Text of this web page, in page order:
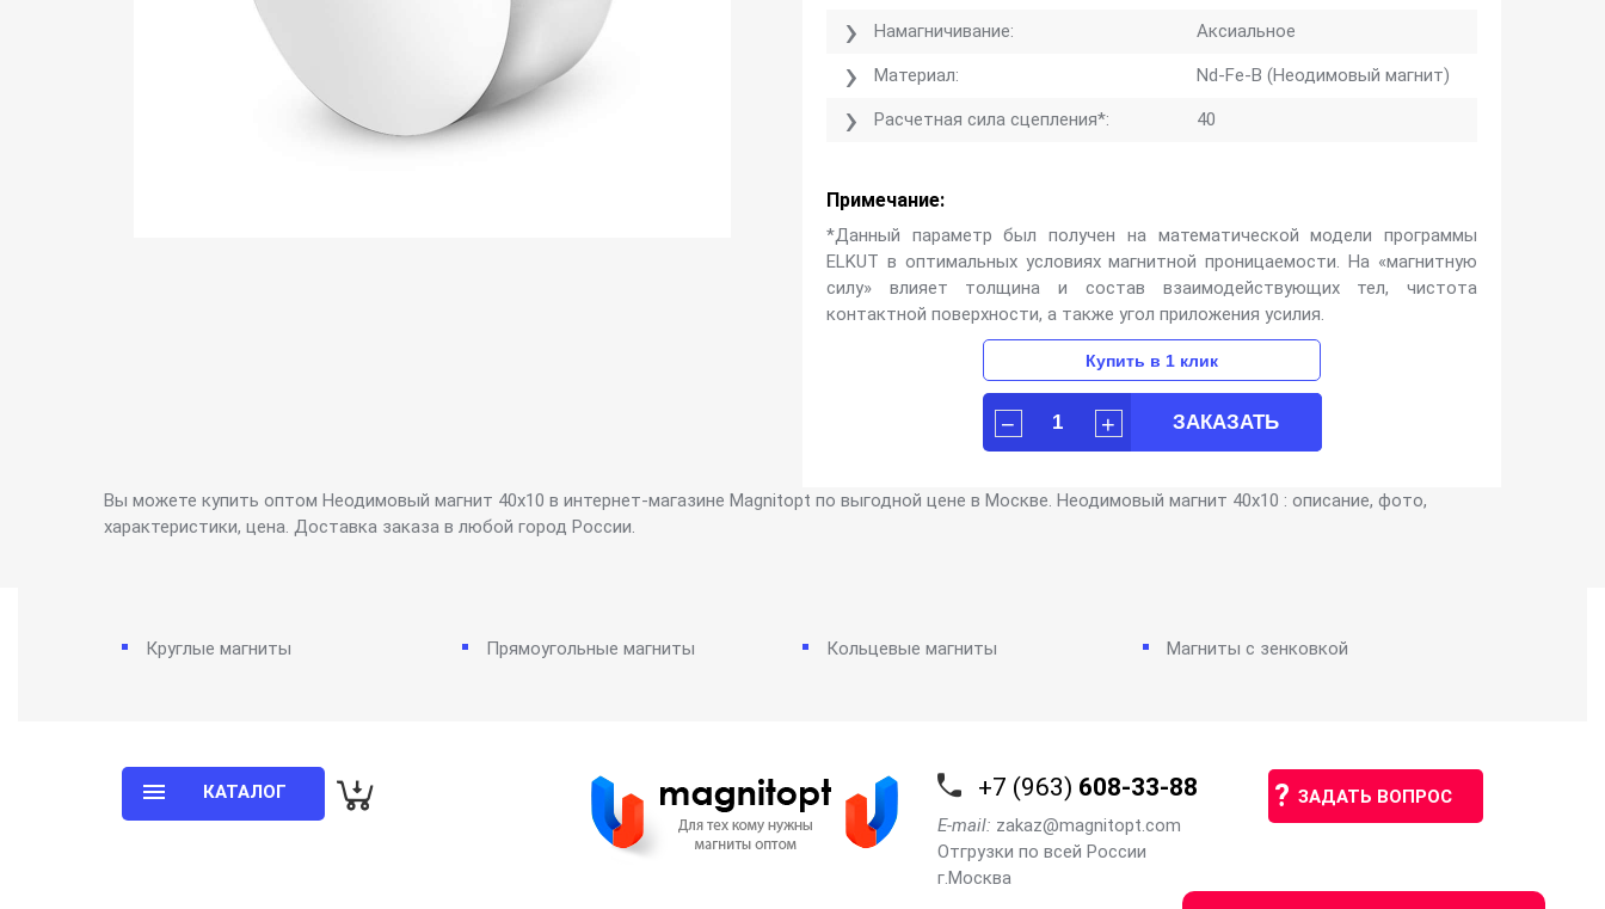
Намагничивание: Аксиальное
Материал: Nd-Fe-B (Неодимовый магнит)
Расчетная сила сцепления*: 40
Примечание:
*Данный параметр был получен на математической модели программы
ELKUT в оптимальных условиях магнитной проницаемости. На «магнитную
силу» влияет толщина и состав взаимодействующих тел, чистота
контактной поверхности, а также угол приложения усилия.
Вы можете купить оптом Неодимовый магнит 40х10 в интернет-магазине Magnitopt по выгодной цене в Москве. Неодимовый магнит 40х10 : описание, фото,
характеристики, цена. Доставка заказа в любой город России.
Круглые магниты Прямоугольные магниты Кольцевые магниты Магниты с зенковкой
КАТАЛОГ +7 (963) 608-33-88
E-mail: zakaz@magnitopt.com
Отгрузки по всей России
г.Москва
? ЗАДАТЬ ВОПРОС